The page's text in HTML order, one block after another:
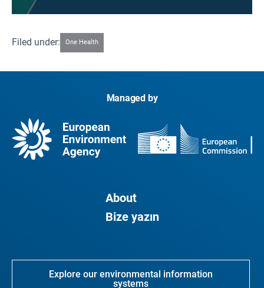
Filed under: One Health
Managed by
About
Bize yazın
Explore our environmental information
systems